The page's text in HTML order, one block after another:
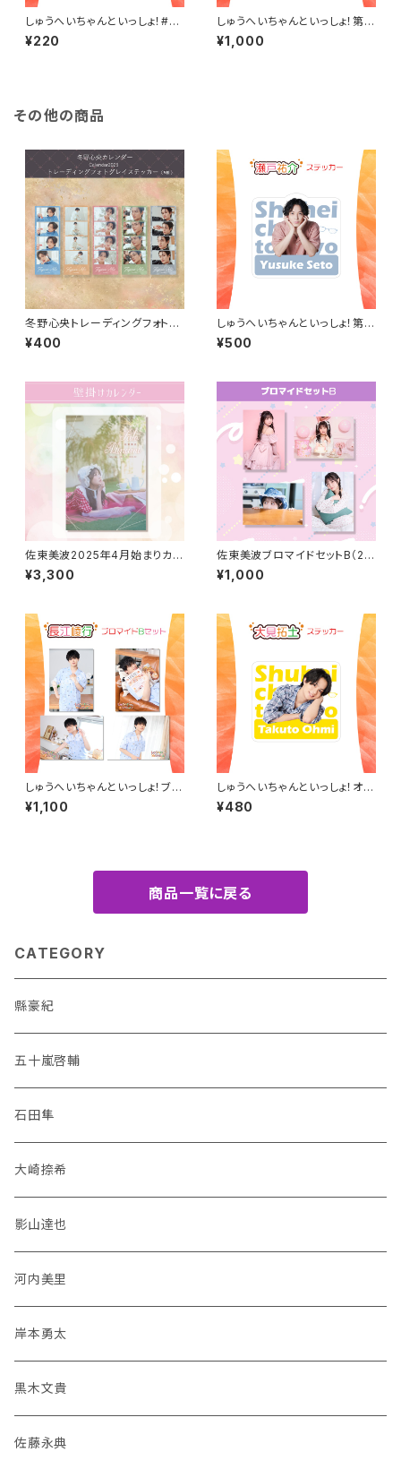
しゅうへいちゃんといっしょ！#3
チェキ風ランダムブロマイド（全
8種）
¥220
しゅうへいちゃんといっしょ！第1
0夜ブロマイドA（杉咲真広）
¥1,000
その他の商品
冬野心央トレーディングフォトグ
レイステッカー
¥400
しゅうへいちゃんといっしょ！第1
0夜オリジナルステッカー（瀬戸
祐介）
¥500
佐東美波2025年4月始まりカレ
ンダー（壁掛けタイプ）
¥3,300
佐東美波ブロマイドセットB（20
25年4月始まりカレンダーアザ
ーカット）
¥1,000
しゅうへいちゃんといっしょ！ブロ
マイドB（長江崚行）
¥1,100
しゅうへいちゃんといっしょ！オリ
ジナルステッカー（大見拓土）
¥480
商品一覧に戻る
CATEGORY
縣豪紀
五十嵐啓輔
石田隼
大崎捺希
影山達也
河内美里
岸本勇太
黒木文貴
佐藤永典